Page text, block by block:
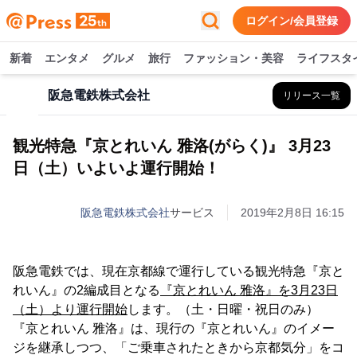
ログイン/会員登録
新着 エンタメ グルメ 旅行 ファッション・美容 ライフスタ
阪急電鉄株式会社 リリース一覧
観光特急『京とれいん 雅洛(がらく)』 3月23
日（土）いよいよ運行開始！
阪急電鉄株式会社サービス 2019年2月8日 16:15
阪急電鉄では、現在京都線で運行している観光特急『京と
れいん』の2編成目となる
『京とれいん 雅洛』を3月23日
（土）より運行開始します。（土・日曜・祝日のみ）
『京とれいん 雅洛』は、現行の『京とれいん』のイメー
ジを継承しつつ、「ご乗車されたときから京都気分」をコ